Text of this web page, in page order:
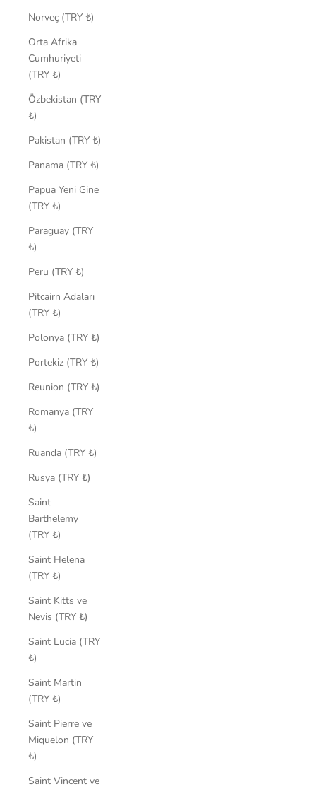
Norveç (TRY ₺)
Orta Afrika
Cumhuriyeti
(TRY ₺)
Özbekistan (TRY
₺)
Pakistan (TRY ₺)
Panama (TRY ₺)
Papua Yeni Gine
(TRY ₺)
Paraguay (TRY
₺)
Peru (TRY ₺)
Pitcairn Adaları
(TRY ₺)
Polonya (TRY ₺)
Portekiz (TRY ₺)
Reunion (TRY ₺)
Romanya (TRY
₺)
Ruanda (TRY ₺)
Rusya (TRY ₺)
Saint
Barthelemy
(TRY ₺)
Saint Helena
(TRY ₺)
Saint Kitts ve
Nevis (TRY ₺)
Saint Lucia (TRY
₺)
Saint Martin
(TRY ₺)
Saint Pierre ve
Miquelon (TRY
₺)
Saint Vincent ve